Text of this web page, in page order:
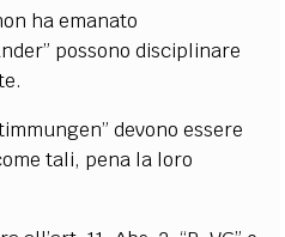
ha emanato
possono disciplinare
devono essere
tali, pena la loro